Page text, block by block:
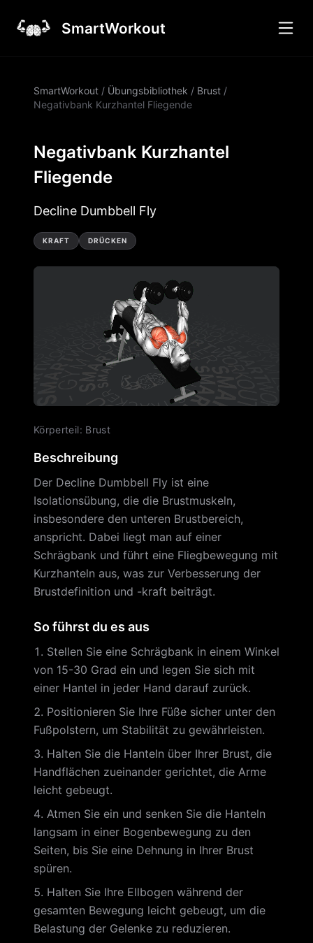
SmartWorkout
SmartWorkout / Übungsbibliothek / Brust /
Negativbank Kurzhantel Fliegende
Negativbank Kurzhantel
Fliegende
Decline Dumbbell Fly
KRAFT DRÜCKEN
Körperteil: Brust
Beschreibung
Der Decline Dumbbell Fly ist eine
Isolationsübung, die die Brustmuskeln,
insbesondere den unteren Brustbereich,
anspricht. Dabei liegt man auf einer
Schrägbank und führt eine Fliegbewegung mit
Kurzhanteln aus, was zur Verbesserung der
Brustdefinition und -kraft beiträgt.
So führst du es aus
Stellen Sie eine Schrägbank in einem Winkel
von 15-30 Grad ein und legen Sie sich mit
einer Hantel in jeder Hand darauf zurück.
Positionieren Sie Ihre Füße sicher unter den
Fußpolstern, um Stabilität zu gewährleisten.
Halten Sie die Hanteln über Ihrer Brust, die
Handflächen zueinander gerichtet, die Arme
leicht gebeugt.
Atmen Sie ein und senken Sie die Hanteln
langsam in einer Bogenbewegung zu den
Seiten, bis Sie eine Dehnung in Ihrer Brust
spüren.
Halten Sie Ihre Ellbogen während der
gesamten Bewegung leicht gebeugt, um die
Belastung der Gelenke zu reduzieren.